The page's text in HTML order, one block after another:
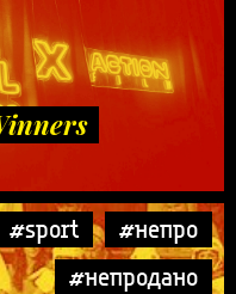
#sport
#непро
#непродано